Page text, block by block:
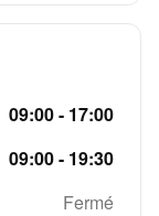
09:00 - 17:00
09:00 - 19:30
Fermé